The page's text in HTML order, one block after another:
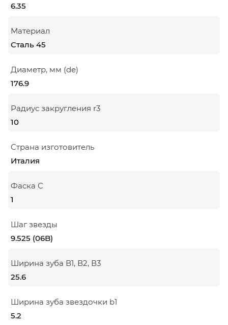
6.35
Материал
Сталь 45
Диаметр, мм (de)
176.9
Радиус закругления r3
10
Страна изготовитель
Италия
Фаска C
1
Шаг звезды
9.525 (06B)
Ширина зуба В1, В2, В3
25.6
Ширина зуба звездочки b1
5.2